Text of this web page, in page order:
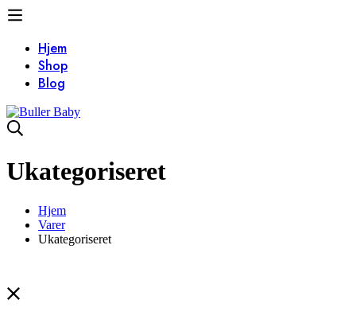
Hjem
Shop
Blog
Ukategoriseret
Hjem
Varer
Ukategoriseret